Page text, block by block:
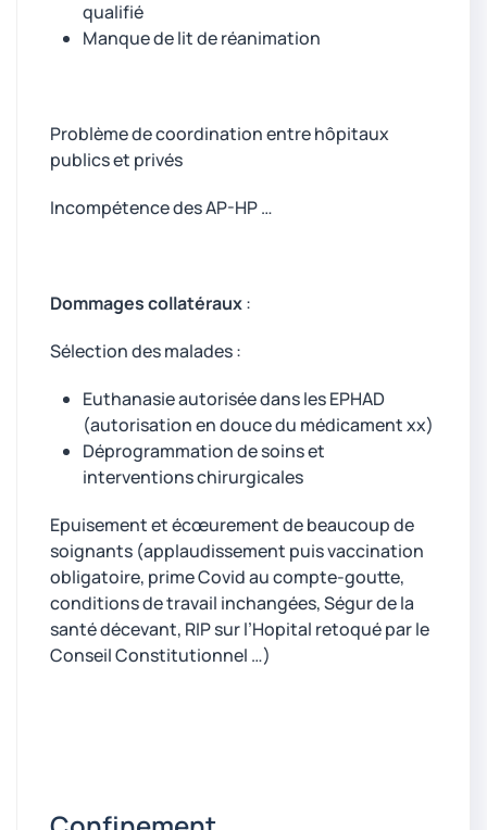
qualifié
Manque de lit de réanimation
Problème de coordination entre hôpitaux
publics et privés
Incompétence des AP-HP …
Dommages collatéraux:
Sélection des malades :
Euthanasie autorisée dans les EPHAD
(autorisation en douce du médicament xx)
Déprogrammation de soins et
interventions chirurgicales
Epuisement et écœurement de beaucoup de
soignants (applaudissement puis vaccination
obligatoire, prime Covid au compte-goutte,
conditions de travail inchangées, Ségur de la
santé décevant, RIP sur l’Hopital retoqué par le
Conseil Constitutionnel …)